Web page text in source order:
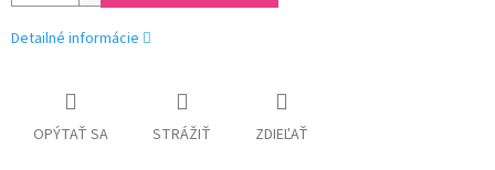
Detailné informácie
OPÝTAŤ SA STRÁŽIŤ ZDIEĽAŤ